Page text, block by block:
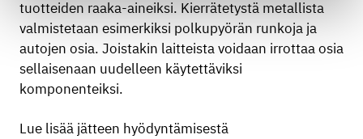
tuotteiden raaka-aineiksi. Kierrätetystä metallista
valmistetaan esimerkiksi polkupyörän runkoja ja
autojen osia. Joistakin laitteista voidaan irrottaa osia
sellaisenaan uudelleen käytettäviksi
komponenteiksi.
Lue lisää jätteen hyödyntämisestä